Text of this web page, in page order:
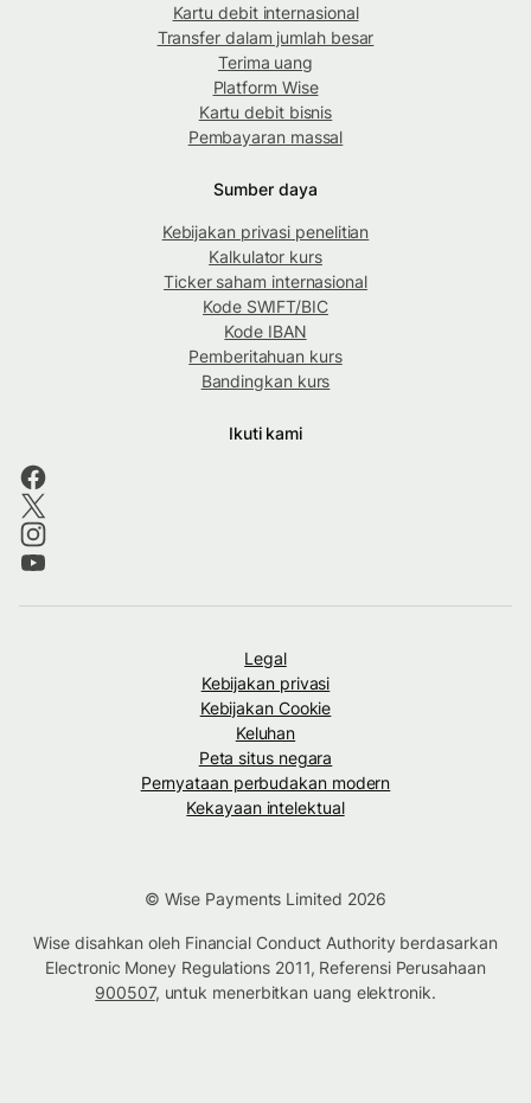
Kartu debit internasional
Transfer dalam jumlah besar
Terima uang
Platform Wise
Kartu debit bisnis
Pembayaran massal
Sumber daya
Kebijakan privasi penelitian
Kalkulator kurs
Ticker saham internasional
Kode SWIFT/BIC
Kode IBAN
Pemberitahuan kurs
Bandingkan kurs
Ikuti kami
Legal
Kebijakan privasi
Kebijakan Cookie
Keluhan
Peta situs negara
Pernyataan perbudakan modern
Kekayaan intelektual
© Wise Payments Limited 2026
Wise disahkan oleh Financial Conduct Authority berdasarkan
Electronic Money Regulations 2011, Referensi Perusahaan
900507, untuk menerbitkan uang elektronik.